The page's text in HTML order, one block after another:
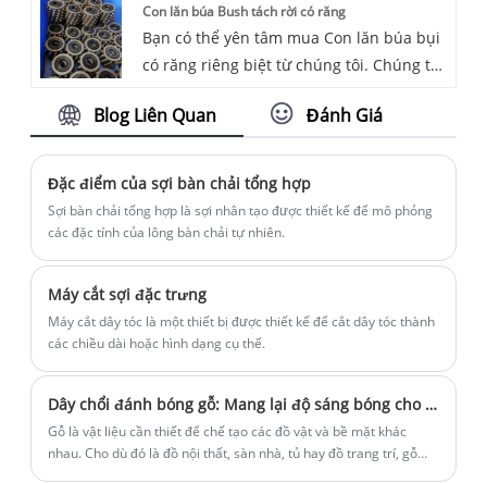
kiến ​​của chúng tôi ngay bây giờ, chúng
tôi sẽ trả lời bạn kịp thời!
Con lăn búa Bush tách rời có răng
Bạn có thể yên tâm mua Con lăn búa bụi
có răng riêng biệt từ chúng tôi. Chúng tôi
muốn biết thêm, bạn có thể tham khảo ý
tôi sẽ trả lời bạn kịp thời!
Blog Liên Quan Đánh Giá
Đặc điểm của sợi bàn chải tổng hợp
Sợi bàn chải tổng hợp là sợi nhân tạo được thiết kế để mô phỏng
các đặc tính của lông bàn chải tự nhiên.
Máy cắt sợi đặc trưng
Máy cắt dây tóc là một thiết bị được thiết kế để cắt dây tóc thành
các chiều dài hoặc hình dạng cụ thể.
Dây chổi đánh bóng gỗ: Mang lại độ sáng bóng cho bề mặt gỗ của bạn hơn bao giờ hết!
Gỗ là vật liệu cần thiết để chế tạo các đồ vật và bề mặt khác
nhau. Cho dù đó là đồ nội thất, sàn nhà, tủ hay đồ trang trí, gỗ